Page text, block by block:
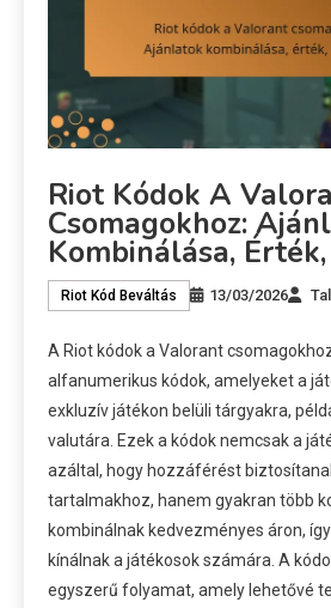
Riot Kódok A
Csomagokhoz:
Kombinálása,
Riot Kód Beváltás 13/03/2026
A Riot kódok a Valorant
alfanumerikus kódok, amelyeket a
exkluzív játékon belüli tárgyakra,
valutára. Ezek a kódok nemcsak a
azáltal, hogy hozzáférést
tartalmakhoz, hanem gyakran több
kombinálnak kedvezményes áron,
kínálnak a játékosok számára. A
egyszerű folyamat, amely lehetővé